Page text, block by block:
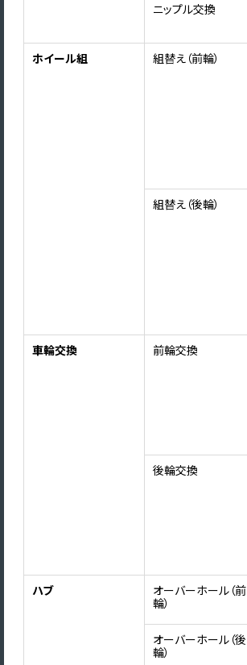
ニップル交換
ホイール組 組替え（前輪）
組替え（後輪）
車輪交換 前輪交換
後輪交換
ハブ
オーバーホール（前
輪）
オーバーホール（後
輪）